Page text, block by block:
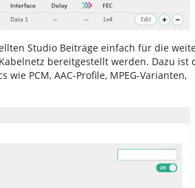
Studio Beiträge einfach für die
bereitgestellt werden. Dazu ist
PCM, AAC-Profile, MPEG-Varianten,